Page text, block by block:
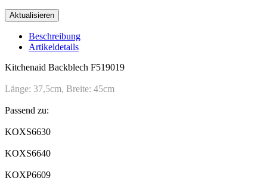
Beschreibung
Artikeldetails
Kitchenaid Backblech F519019
Länge: 37,5cm, Breite: 45cm
Passend zu:
KOXS6630
KOXS6640
KOXP6609